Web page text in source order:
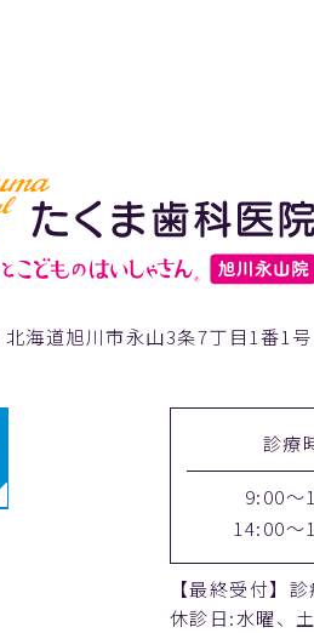
海道旭川市永山3条7丁目1番1号
診療
9:00～
14:00～
【最終受付】
休診日:水曜、